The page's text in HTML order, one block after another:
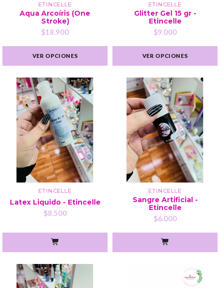
ETINCELLE
Aqua Arcoíris (One
Stroke)
$18.900
VER OPCIONES
ETINCELLE
Glitter Gel 15 gr -
Etincelle
$9.000
VER OPCIONES
ETINCELLE
Latex Liquido - Etincelle
$8.500
ETINCELLE
Sangre Artificial -
Etincelle
$6.000